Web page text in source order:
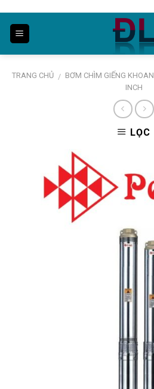
content
TRANG CHỦ / BƠM CHÌM GIẾNG KHOAN
INCH
LỌC